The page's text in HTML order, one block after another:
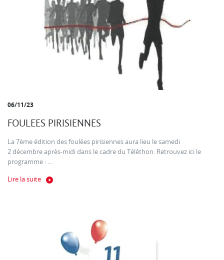
06/11/23
FOULEES PIRISIENNES
La 7ème édition des foulées pirisiennes aura lieu le samedi
2 décembre après-midi dans le cadre du Téléthon. Retrouvez ici le
programme : ...
Lire la suite